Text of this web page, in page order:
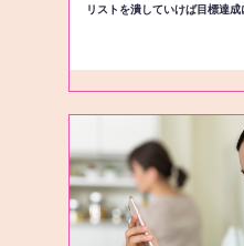
リストを潰していけば目標達成